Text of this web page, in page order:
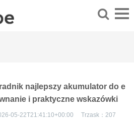
najlepszy akumulator do e
i praktyczne wskazówki
05-22T21:41:10+00:00 Trzask： 207